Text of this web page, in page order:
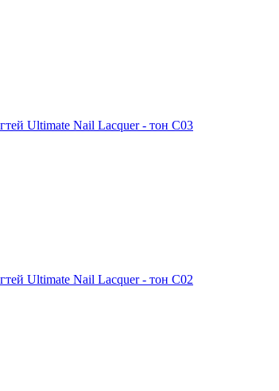
Ultimate Nail Lacquer - тон С03
Ultimate Nail Lacquer - тон С02